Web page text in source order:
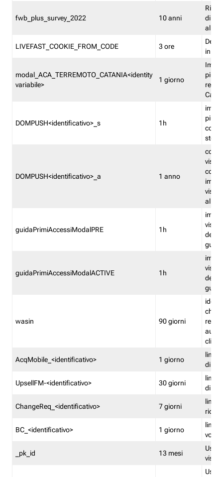
fwb_plus_survey_2022 10 anni
di
LIVEFAST_COOKIE_FROM_CODE 3 ore
in
modal_ACA_TERREMOTO_CATANIA<identity
variabile>
1 giorno
più
DOMPUSH<identificativo>_s 1h
più
DOMPUSH<identificativo>_a 1 anno
guidaPrimiAccessiModalPRE 1h
della
guidaPrimiAccessiModalACTIVE 1h
della
wasin 90 giorni
che
rete
clienti
AcqMobile_<identificativo> 1 giorno
limita
di
UpsellFM-<identificativo> 30 giorni
limita
di
ChangeReq_<identificativo> 7 giorni
limita
BC_<identificativo> 1 giorno
limita
_pk_id 13 mesi